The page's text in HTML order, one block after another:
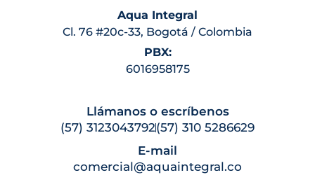
Aqua Integral
Cl. 76 #20c-33, Bogotá / Colombia
PBX:
6016958175
Llámanos o escríbenos
(57) 3123043792(57) 310 5286629
E-mail
comercial@aquaintegral.co